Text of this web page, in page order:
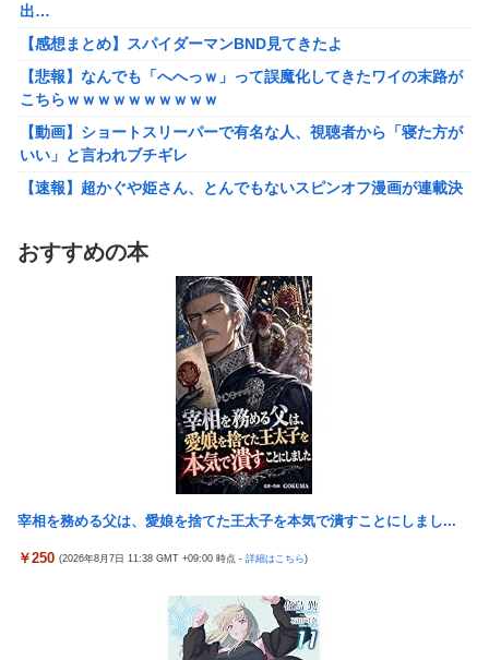
ムの敵ｗｗｗｗｗ
【艦これ】デイス 他
【艦これ】けーかいじん 他
【画像】避難所のリアル、レベチｗｗｗｗｗｗｗｗｗｗｗｗｗｗ
ｗｗ
【悲報】財務省のエース、左遷へ。官邸幹部「政権に協力的でな
かったから」
ワイ「子供2人目欲しいんやが、、、」ヨッメ「金は？育児は？
【悲報】Google、Geminiのせいで史上初のマイナスキャッシュ
フローに陥る
【悲報】娘「吹奏楽部の顧問に楽器買えって言われた」親「いく
【動画】大阪府警のおっさん射殺映像が公開される。当然のよう
に無抵抗だったことが発覚
資産7億桐谷さん「お金を貯めすぎた。自分が死ぬことを想定し
韓国の人気コーヒーチェーン「ペクスダバン」が日本初上陸→東
京・新橋に１号店オープン
激混みのはずの東京駅で鍵が空いているコインロッカーが散見、
【画像】台湾とフランス、地震発生から6時間以内に設置した
出…
【感想まとめ】スパイダーマンBND見てきたよ
【悲報】なんでも「へへっｗ」って誤魔化してきたワイの末路が
こちらｗｗｗｗｗｗｗｗｗｗ
【動画】ショートスリーパーで有名な人、視聴者から「寝た方が
いい」と言われブチギレ
【速報】超かぐや姫さん、とんでもないスピンオフ漫画が連載決
【艦これ】イベントぼちぼち終わらせてる人増えてるけど、終わ
ったらみんな何してる？
【艦これ】けーかいじん 他
韓国の人気コーヒーチェーン「ペクスダバン」が日本初上陸→東
京・新橋に１号店オープン
激混みのはずの東京駅で鍵が空いているコインロッカーが散見、
「ラッキー」と思って中を確認してみると……
秋田県職員さん、会見をバスローブ＆喫煙スタイルで対応してし
高配当をうたった「みんなで大家さん」→実態は2881億円の債務
超過
久保建英超え歴代2位の記録！3得点に絡む活躍で海外絶賛！【海
おすすめの本
宰相を務める父は、愛娘を捨てた王太子を本気で潰すことにしまし...
￥250 (2026年8月7日 11:38 GMT +09:00 時点 - 詳細はこちら)